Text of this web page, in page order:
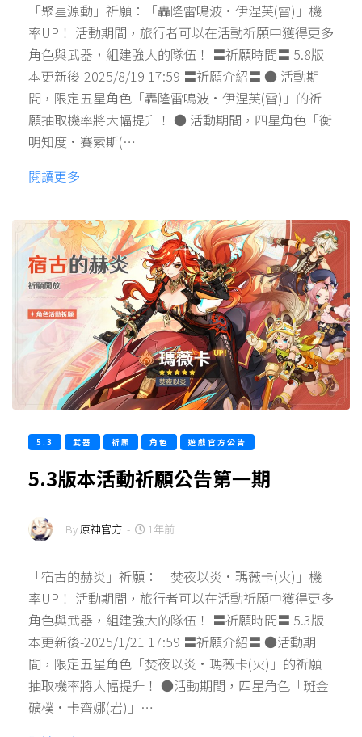
「聚星源動」祈願：「轟隆雷鳴波·伊涅芙(雷)」機
率UP！ 活動期間，旅行者可以在活動祈願中獲得更多
角色與武器，組建強大的隊伍！ 〓祈願時間〓 5.8版
本更新後-2025/8/19 17:59 〓祈願介紹〓 ● 活動期
間，限定五星角色「轟隆雷鳴波·伊涅芙(雷)」的祈
願抽取機率將大幅提升！ ● 活動期間，四星角色「衡
明知度·賽索斯(…
閱讀更多
5.3 武器 祈願 角色 遊戲官方公告
5.3版本活動祈願公告第一期
By原神官方 - 1年前
「宿古的赫炎」祈願：「焚夜以炎·瑪薇卡(火)」機
率UP！ 活動期間，旅行者可以在活動祈願中獲得更多
角色與武器，組建強大的隊伍！ 〓祈願時間〓 5.3版
本更新後-2025/1/21 17:59 〓祈願介紹〓 ●活動期
間，限定五星角色「焚夜以炎·瑪薇卡(火)」的祈願
抽取機率將大幅提升！ ●活動期間，四星角色「斑金
礦樸·卡齊娜(岩)」…